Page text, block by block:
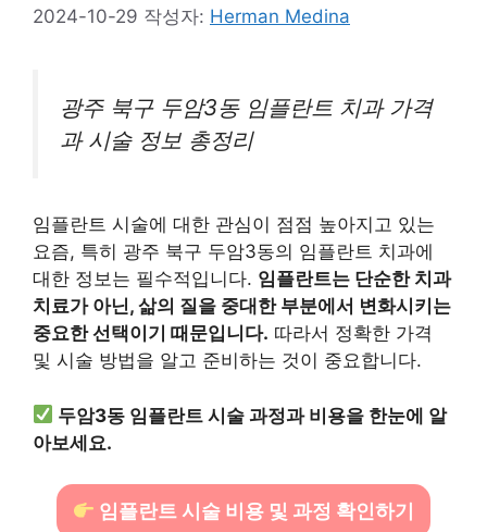
2024-10-29 작성자: Herman Medina
광주 북구 두암3동 임플란트 치과 가격
과 시술 정보 총정리
임플란트 시술에 대한 관심이 점점 높아지고 있는
요즘, 특히 광주 북구 두암3동의 임플란트 치과에
대한 정보는 필수적입니다. 임플란트는 단순한 치과
치료가 아닌, 삶의 질을 중대한 부분에서 변화시키는
중요한 선택이기 때문입니다. 따라서 정확한 가격
및 시술 방법을 알고 준비하는 것이 중요합니다.
두암3동 임플란트 시술 과정과 비용을 한눈에 알
아보세요.
임플란트 시술 비용 및 과정 확인하기